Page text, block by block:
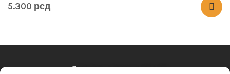
5.300 рсд
Radnim danom: 12h-17h